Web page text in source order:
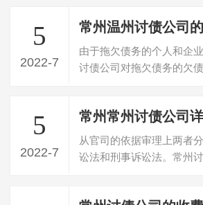
5
2022-7
由于拖欠债务的个人和企
讨债公司对拖欠债务的欠
5
2022-7
从官司的依据审理上两者
讼法和刑事诉讼法。常州